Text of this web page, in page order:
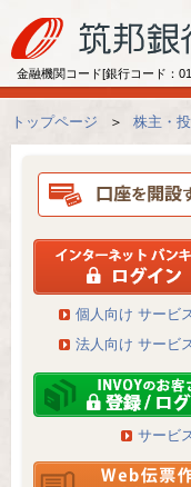
金融機関コード[銀行コード：
トップページ ＞ 株主・
個人向け サービ
法人向け サービ
サービ